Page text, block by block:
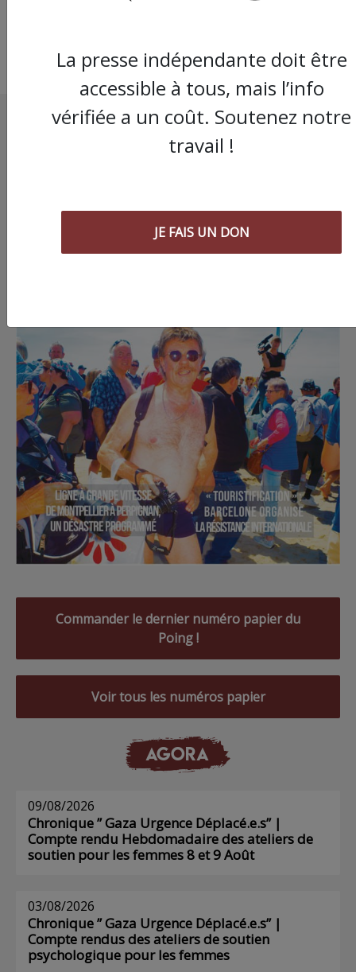
Commander le dernier numéro papier du
Poing !
Voir tous les numéros papier
AGORA
09/08/2026
Chronique ” Gaza Urgence Déplacé.e.s” |
Compte rendu Hebdomadaire des ateliers de
soutien pour les femmes 8 et 9 Août
03/08/2026
Chronique ” Gaza Urgence Déplacé.e.s” |
Compte rendus des ateliers de soutien
psychologique pour les femmes
La presse indépendante doit être
accessible à tous, mais l’info
vérifiée a un coût. Soutenez notre
travail !
JE FAIS UN DON